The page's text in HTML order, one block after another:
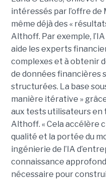
intéressés par l’offre
même déjà des «
Althoff. Par exemple,
aide les experts
complexes et à obtenir
de données financières
structurées. La base
manière itérative »
aux tests utilisateurs en
Althoff. « Cela accélère
qualité et la portée du
ingénierie de l’IA
connaissance
nécessaire pour